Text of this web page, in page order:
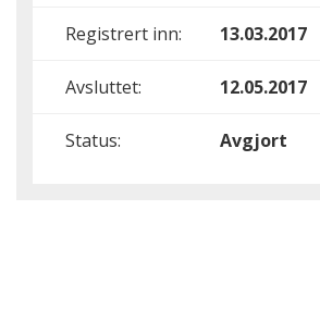
Registrert inn: 13.03.2017
Avsluttet: 12.05.2017
Status: Avgjort